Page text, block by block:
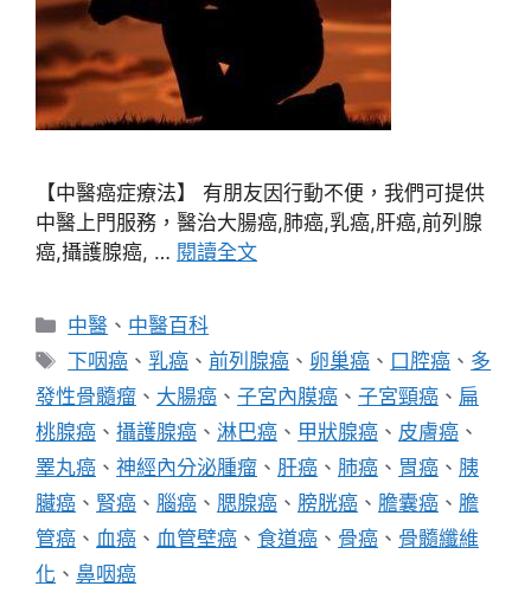
【中醫癌症療法】 有朋友因行動不便，我們可提供
中醫上門服務，醫治大腸癌,肺癌,乳癌,肝癌,前列腺
癌,攝護腺癌, … 閱讀全文
分
類
中醫 、 中醫百科
標
籤
下咽癌 、 乳癌 、前列腺癌 、 卵巢癌 、 口腔癌 、 多
發性骨髓瘤 、 大腸癌 、 子宮內膜癌 、 子宮頸癌 、 扁
桃腺癌 、 攝護腺癌 、 淋巴癌 、 甲狀腺癌 、 皮膚癌 、
睪丸癌 、 神經內分泌腫瘤 、 肝癌 、 肺癌 、 胃癌 、 胰
臟癌 、 腎癌 、 腦癌 、 腮腺癌 、 膀胱癌 、 膽囊癌 、 膽
管癌 、 血癌 、 血管壁癌 、 食道癌 、 骨癌 、 骨髓纖維
化 、 鼻咽癌